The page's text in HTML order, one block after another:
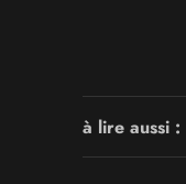
à lire aussi :